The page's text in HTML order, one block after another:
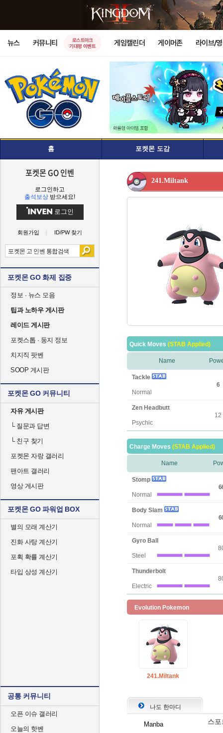
뉴스 커뮤니티
로스트아크
기대평 이벤트
게임캘린더 게이머존 라이브/
홈 포켓몬 도감
포켓몬 GO 인벤
로그인하고
출석보상 받으세요!
로그인
회원가입 ID/PW 찾기
포켓몬 GO 화제 집중
정보 · 뉴스 모음
팁과 노하우 게시판
레이드 게시판
포켓스톱 · 둥지 정보
치지직 팟벤
SOOP 게시판
포켓몬 GO 커뮤니티
자유 게시판
└질문과 답변
└친구 찾기
포켓몬 자랑 갤러리
팬아트 갤러리
영상 게시판
포켓몬 GO 파워업 BOX
별의 모래 계산기
진화 사탕 계산기
포획 확률 계산기
타입 상성 계산기
공통 커뮤니티
오픈 이슈 갤러리
오늘의 핫벤
241.Miltank
Quick Moves (STAB Applied)
Name
Tackle
Normal
6
Zen Headbutt
Psychic
12
Charge Moves (STAB Applied)
Name
Stomp
Normal
Body Slam
Normal
Gyro Ball
Steel
Thunderbolt
Electric
Evolution Pokemon
241.Miltank
나도 한마디
Manba 스